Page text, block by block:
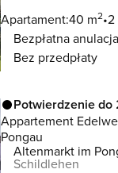
Apartament:40 m2 2
Bezpłatna anulacja
Bez przedpłaty
Potwierdzenie do
Appartement
Pongau
Altenmarkt im
Schildlehen